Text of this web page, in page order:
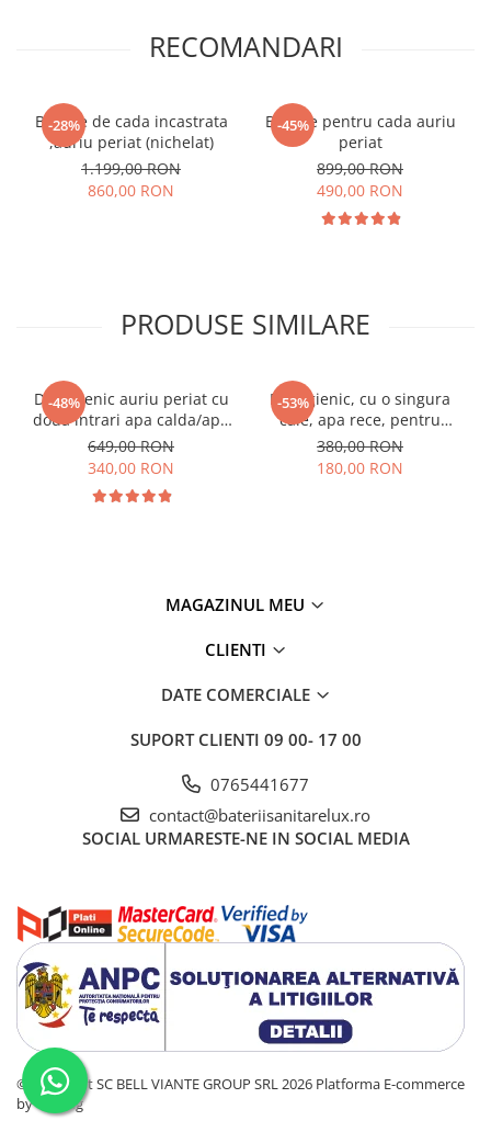
RECOMANDARI
-28%
Baterie de cada incastrata
,auriu periat (nichelat)
1.199,00 RON
860,00 RON
-45%
Baterie pentru cada auriu
periat
899,00 RON
490,00 RON
PRODUSE SIMILARE
-48%
Dus igienic auriu periat cu
doua intrari apa calda/apa
rece
649,00 RON
340,00 RON
-53%
Dus igienic, cu o singura
cale, apa rece, pentru
bideu si Wc, auriu periat
380,00 RON
180,00 RON
MAGAZINUL MEU
CLIENTI
DATE COMERCIALE
SUPORT CLIENTI 09 00- 17 00
0765441677
contact@bateriisanitarelux.ro
SOCIAL URMARESTE-NE IN SOCIAL MEDIA
©Copyright SC BELL VIANTE GROUP SRL 2026 Platforma E-commerce
by Gomag